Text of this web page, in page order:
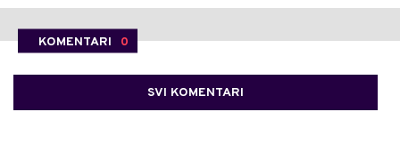
KOMENTARI 0
SVI KOMENTARI